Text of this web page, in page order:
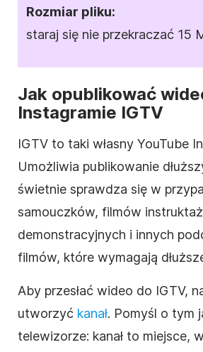
Rozmiar pliku:
staraj się nie przekraczać 15
Jak opublikować
Instagramie IGTV
IGTV to taki własny YouTube
Umożliwia publikowanie
świetnie sprawdza się w
samouczków, filmów
demonstracyjnych i innych
filmów, które wymagają
Aby przesłać wideo do IGTV,
utworzyć kanał. Pomyśl o tym
telewizorze: kanał to miejsce,